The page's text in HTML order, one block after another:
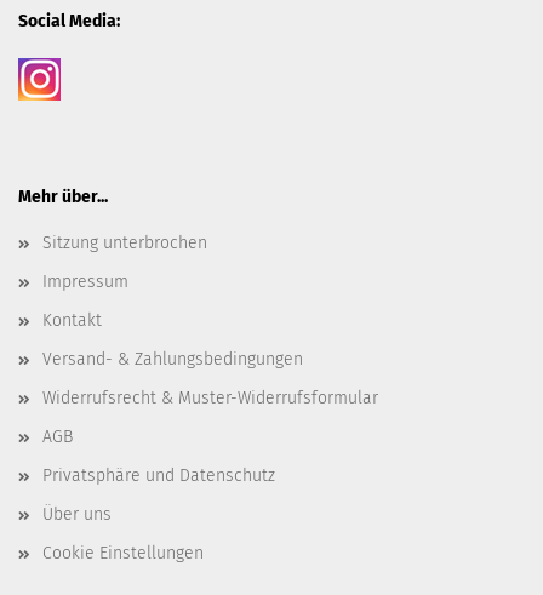
Social Media:
Mehr über...
Sitzung unterbrochen
Impressum
Kontakt
Versand- & Zahlungsbedingungen
Widerrufsrecht & Muster-Widerrufsformular
AGB
Privatsphäre und Datenschutz
Über uns
Cookie Einstellungen